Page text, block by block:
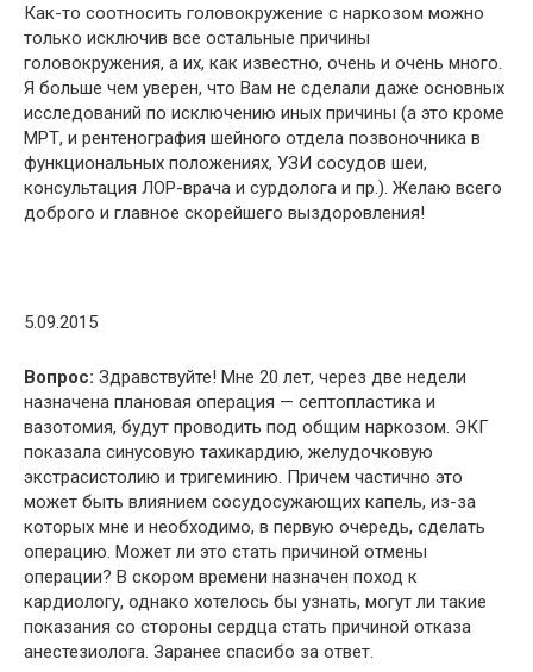
Как-то соотносить головокружение с наркозом можно
только исключив все остальные причины
головокружения, а их, как известно, очень и очень много.
Я больше чем уверен, что Вам не сделали даже основных
исследований по исключению иных причины (а это кроме
МРТ, и рентенография шейного отдела позвоночника в
функциональных положениях, УЗИ сосудов шеи,
консультация ЛОР-врача и сурдолога и пр.). Желаю всего
доброго и главное скорейшего выздоровления!
5.09.2015
Вопрос: Здравствуйте! Мне 20 лет, через две недели
назначена плановая операция — септопластика и
вазотомия, будут проводить под общим наркозом. ЭКГ
показала синусовую тахикардию, желудочковую
экстрасистолию и тригеминию. Причем частично это
может быть влиянием сосудосужающих капель, из-за
которых мне и необходимо, в первую очередь, сделать
операцию. Может ли это стать причиной отмены
операции? В скором времени назначен поход к
кардиологу, однако хотелось бы узнать, могут ли такие
показания со стороны сердца стать причиной отказа
анестезиолога. Заранее спасибо за ответ.